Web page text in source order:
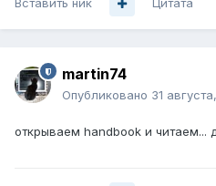
Вставить ник Цитата
martin74
Опубликовано 31
открываем handbook и читаем...